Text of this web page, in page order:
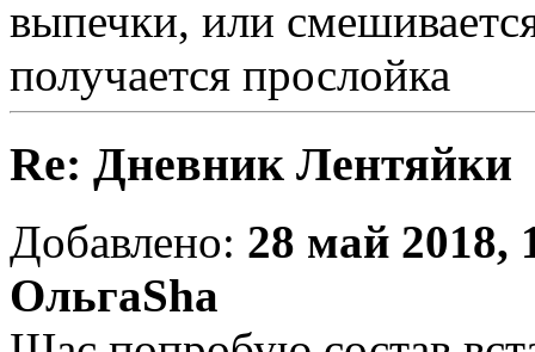
выпечки, или
получается прослойка
Re: Дневник Лентяйки
Добавлено: 28 май 2018,
ОльгаSha